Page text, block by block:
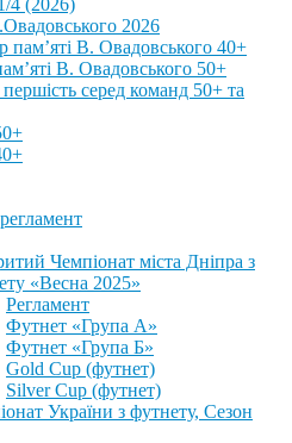
4 (2026)
2026
пам’яті В. Овадовського 40+
В. Овадовського 50+
серед команд 50+ та
Чемпіонат міста Дніпра з
«Весна 2025»
Регламент
Футнет «Група А»
Футнет «Група Б»
Gold Cup (футнет)
Silver Cup (футнет)
України з футнету, Сезон